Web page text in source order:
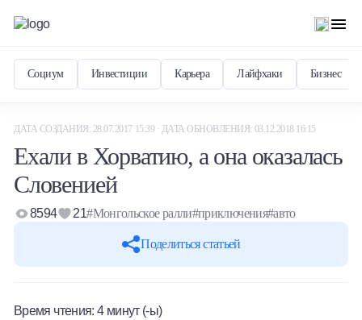
Социум Инвестиции Карьера Лайфхаки Бизнес
ДАТА СОЗДАНИЯ: 28.07.2017 15:39 · ДАТА ОБНОВЛЕНИЯ: 03.12.2018 16:15
Ехали в Хорватию, а она оказалась
Словенией
Поделиться статьей
8594 21#Монгольское ралли#приключения#авто
Время чтения:4 минут (-ы)